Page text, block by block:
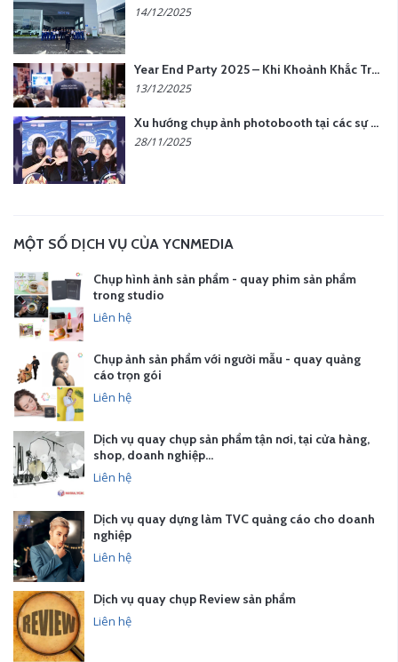
14/12/2025
Year End Party 2025 – Khi Khoảnh Khắc Trở Thành Dấu Ấn | Gói Ưu Đãi Tháng 12 Từ YCN Media
13/12/2025
Xu hướng chụp ảnh photobooth tại các sự kiện hiện nay
28/11/2025
MỘT SỐ DỊCH VỤ CỦA YCNMEDIA
Chụp hình ảnh sản phẩm - quay phim sản phẩm
trong studio
Liên hệ
Chụp ảnh sản phẩm với người mẫu - quay quảng
cáo trọn gói
Liên hệ
Dịch vụ quay chụp sản phẩm tận nơi, tại cửa hàng,
shop, doanh nghiệp…
Liên hệ
Dịch vụ quay dựng làm TVC quảng cáo cho doanh
nghiệp
Liên hệ
Dịch vụ quay chụp Review sản phẩm
Liên hệ